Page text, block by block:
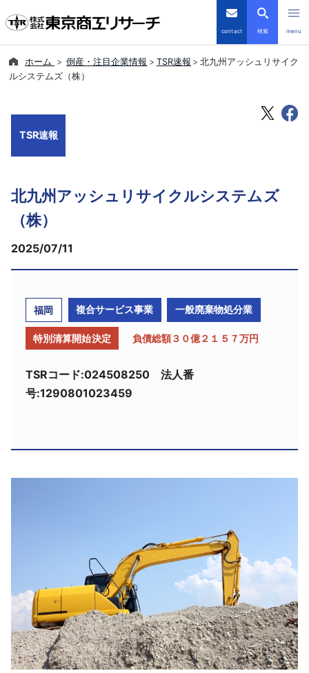
contact 検索 menu
採用情報
English
ホーム 倒産・注目企業情報 TSR速報
北九州アッシュリサイク
ルシステムズ（株）
TSR速報
北九州アッシュリサイクルシステムズ
（株）
2025/07/11
福岡 複合サービス事業 一般廃棄物処分業
特別清算開始決定 負債総額３０億２１５７万円
TSRコード:024508250 法人番
号:1290801023459